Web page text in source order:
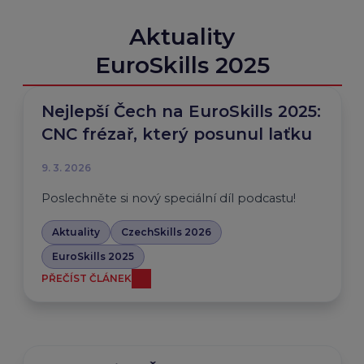
Odborný expert: Sylva Sládečková
Odborný garant: Moravskoslezská
Technologická Akademie
Aktuality
EuroSkills 2025
Nejlepší Čech na EuroSkills 2025:
CNC frézař, který posunul laťku
9. 3. 2026
Poslechněte si nový speciální díl podcastu!
Aktuality
CzechSkills 2026
EuroSkills 2025
PŘEČÍST ČLÁNEK